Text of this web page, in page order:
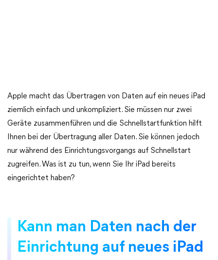
Apple macht das Übertragen von Daten auf ein neues iPad
ziemlich einfach und unkompliziert. Sie müssen nur zwei
Geräte zusammenführen und die Schnellstartfunktion hilft
Ihnen bei der Übertragung aller Daten. Sie können jedoch
nur während des Einrichtungsvorgangs auf Schnellstart
zugreifen. Was ist zu tun, wenn Sie Ihr iPad bereits
eingerichtet haben?
Kann man Daten nach der
Einrichtung auf neues iPad